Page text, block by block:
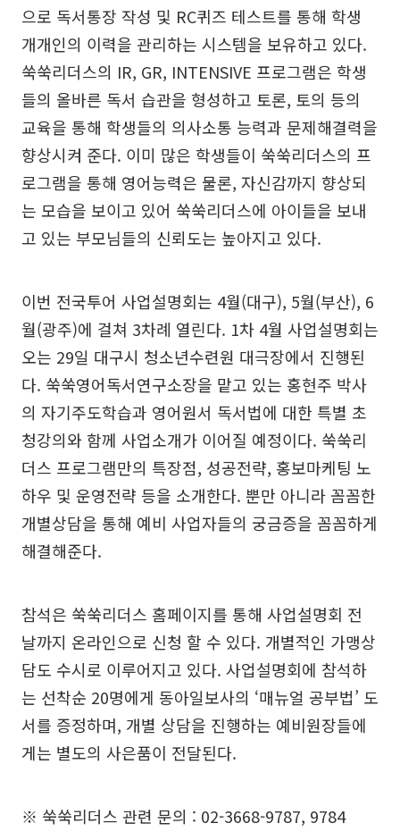
으로 독서통장 작성 및 RC퀴즈 테스트를 통해 학생
개개인의 이력을 관리하는 시스템을 보유하고 있다.
쑥쑥리더스의 IR, GR, INTENSIVE 프로그램은 학생
들의 올바른 독서 습관을 형성하고 토론, 토의 등의
교육을 통해 학생들의 의사소통 능력과 문제해결력을
향상시켜 준다. 이미 많은 학생들이 쑥쑥리더스의 프
로그램을 통해 영어능력은 물론, 자신감까지 향상되
는 모습을 보이고 있어 쑥쑥리더스에 아이들을 보내
고 있는 부모님들의 신뢰도는 높아지고 있다.
이번 전국투어 사업설명회는 4월(대구), 5월(부산), 6
월(광주)에 걸쳐 3차례 열린다. 1차 4월 사업설명회는
오는 29일 대구시 청소년수련원 대극장에서 진행된
다. 쑥쑥영어독서연구소장을 맡고 있는 홍현주 박사
의 자기주도학습과 영어원서 독서법에 대한 특별 초
청강의와 함께 사업소개가 이어질 예정이다. 쑥쑥리
더스 프로그램만의 특장점, 성공전략, 홍보마케팅 노
하우 및 운영전략 등을 소개한다. 뿐만 아니라 꼼꼼한
개별상담을 통해 예비 사업자들의 궁금증을 꼼꼼하게
해결해준다.
참석은 쑥쑥리더스 홈페이지를 통해 사업설명회 전
날까지 온라인으로 신청 할 수 있다. 개별적인 가맹상
담도 수시로 이루어지고 있다. 사업설명회에 참석하
는 선착순 20명에게 동아일보사의 ‘매뉴얼 공부법’ 도
서를 증정하며, 개별 상담을 진행하는 예비원장들에
게는 별도의 사은품이 전달된다.
※ 쑥쑥리더스 관련 문의 : 02-3668-9787, 9784